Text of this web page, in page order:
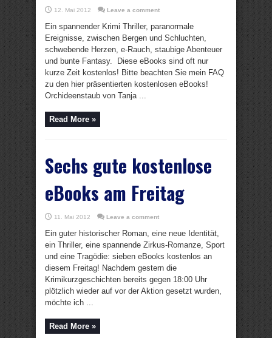
12. Mai 2012 Leave a comment
Ein spannender Krimi Thriller, paranormale
Ereignisse, zwischen Bergen und Schluchten,
schwebende Herzen, e-Rauch, staubige Abenteuer
und bunte Fantasy. Diese eBooks sind oft nur
kurze Zeit kostenlos! Bitte beachten Sie mein FAQ
zu den hier präsentierten kostenlosen eBooks!
Orchideenstaub von Tanja ...
Read More »
Sechs gute kostenlose
eBooks am Freitag
11. Mai 2012 Leave a comment
Ein guter historischer Roman, eine neue Identität,
ein Thriller, eine spannende Zirkus-Romanze, Sport
und eine Tragödie: sieben eBooks kostenlos an
diesem Freitag! Nachdem gestern die
Krimikurzgeschichten bereits gegen 18:00 Uhr
plötzlich wieder auf vor der Aktion gesetzt wurden,
möchte ich ...
Read More »